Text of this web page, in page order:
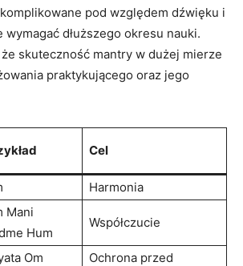
pod względem dźwięku i
wymagać dłuższego okresu nauki.
skuteczność mantry w dużej mierze
praktykującego oraz jego
Cel
Harmonia
Mani
​Hum
Współczucie
Om
Ochrona przed